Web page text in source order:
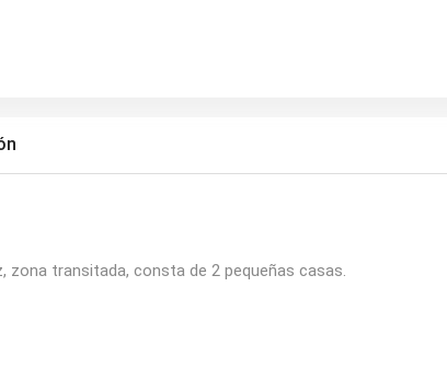
zona transitada, consta de 2 pequeñas casas.